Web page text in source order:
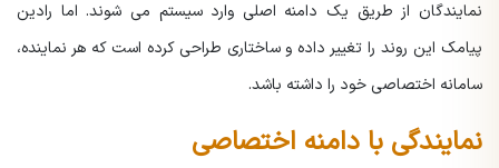
نمایندگان از طریق یک دامنه اصلی وارد سیستم می شوند. اما رادین
پیامک این روند را تغییر داده و ساختاری طراحی کرده است که هر نماینده،
سامانه اختصاصی خود را داشته باشد.
نمایندگی با دامنه اختصاصی